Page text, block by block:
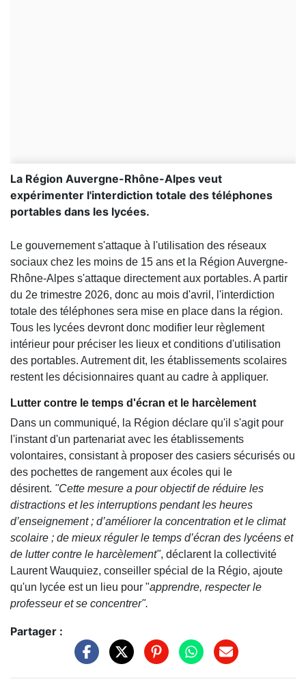
La Région Auvergne-Rhône-Alpes veut
expérimenter l'interdiction totale des téléphones
portables dans les lycées.
Le gouvernement s'attaque à l'utilisation des réseaux
sociaux chez les moins de 15 ans et la Région Auvergne-
Rhône-Alpes s'attaque directement aux portables. A partir
du 2e trimestre 2026, donc au mois d'avril, l'interdiction
totale des téléphones sera mise en place dans la région.
Tous les lycées devront donc modifier leur règlement
intérieur pour préciser les lieux et conditions d'utilisation
des portables. Autrement dit, les établissements scolaires
restent les décisionnaires quant au cadre à appliquer.
Lutter contre le temps d'écran et le harcèlement
Dans un communiqué, la Région déclare qu'il s'agit pour
l'instant d'un partenariat avec les établissements
volontaires, consistant à proposer des casiers sécurisés ou
des pochettes de rangement aux écoles qui le
désirent. "Cette mesure a pour objectif de réduire les
distractions et les interruptions pendant les heures
d’enseignement ; d’améliorer la concentration et le climat
scolaire ; de mieux réguler le temps d’écran des lycéens et
de lutter contre le harcèlement", déclarent la collectivité
Laurent Wauquiez, conseiller spécial de la Régio, ajoute
qu'un lycée est un lieu pour "apprendre, respecter le
professeur et se concentrer".
Partager :